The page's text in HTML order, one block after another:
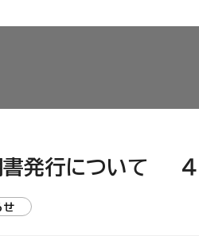
書発行について ４
せ